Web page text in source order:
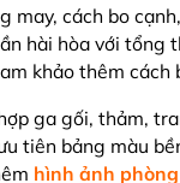
cách bo
hài hòa với tổng
khảo thêm cách
ga gối, thảm,
tiên bảng màu
hình ảnh